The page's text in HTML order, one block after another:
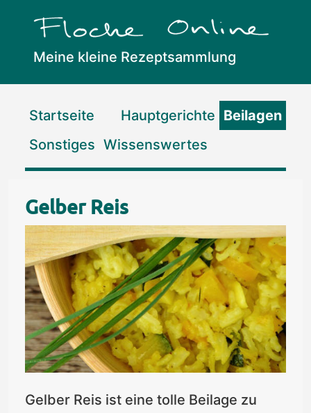
Flocke Online
Meine kleine Rezeptsammlung
Startseite Hauptgerichte Beilagen
Sonstiges Wissenswertes
Gelber Reis
Gelber Reis ist eine tolle Beilage zu